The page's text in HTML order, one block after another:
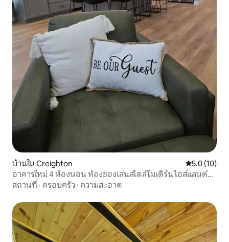
บ้านใน Creighton คะแนนเฉลี่ย
5.0 (10)
อาคารใหม่ 4 ห้องนอน ห้องของเล่นสไตล์โมเดิร์น ไอส์แลนด์
ขนาดใหญ่
สถานที่ · ครอบครัว · ความสะอาด